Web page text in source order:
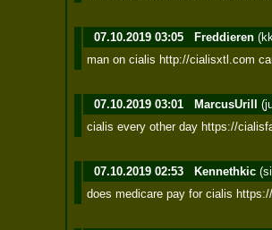
07.10.2019 03:05 Freddieren
man on cialis http://cialisxtl.com
07.10.2019 03:01 MarcusUrill
cialis every other day https://
07.10.2019 02:53 Kennethkic
does medicare pay for cialis